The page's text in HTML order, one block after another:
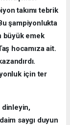
takımı tebrik
şampiyonlukta
büyük emek
hocamıza ait.
için ter
dinleyin,
saygı duyun